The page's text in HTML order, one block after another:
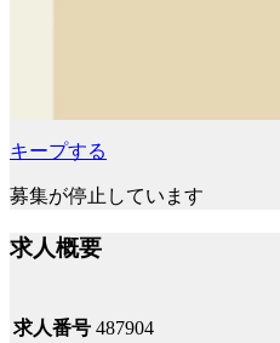
キープする
募集が停止しています
求人概要
求人番号 487904